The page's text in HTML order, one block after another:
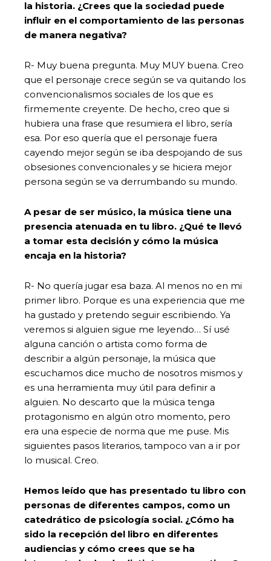
la historia. ¿Crees que la sociedad puede
influir en el comportamiento de las personas
de manera negativa?
R- Muy buena pregunta. Muy MUY buena. Creo
que el personaje crece según se va quitando los
convencionalismos sociales de los que es
firmemente creyente. De hecho, creo que si
hubiera una frase que resumiera el libro, sería
esa. Por eso quería que el personaje fuera
cayendo mejor según se iba despojando de sus
obsesiones convencionales y se hiciera mejor
persona según se va derrumbando su mundo.
A pesar de ser músico, la música tiene una
presencia atenuada en tu libro. ¿Qué te llevó
a tomar esta decisión y cómo la música
encaja en la historia?
R- No quería jugar esa baza. Al menos no en mi
primer libro. Porque es una experiencia que me
ha gustado y pretendo seguir escribiendo. Ya
veremos si alguien sigue me leyendo… Sí usé
alguna canción o artista como forma de
describir a algún personaje, la música que
escuchamos dice mucho de nosotros mismos y
es una herramienta muy útil para definir a
alguien. No descarto que la música tenga
protagonismo en algún otro momento, pero
era una especie de norma que me puse. Mis
siguientes pasos literarios, tampoco van a ir por
lo musical. Creo.
Hemos leído que has presentado tu libro con
personas de diferentes campos, como un
catedrático de psicología social. ¿Cómo ha
sido la recepción del libro en diferentes
audiencias y cómo crees que se ha